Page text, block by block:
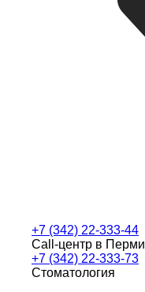
+7 (342) 22-333-44
Call-центр в Перми
+7 (342) 22-333-73
Стоматология